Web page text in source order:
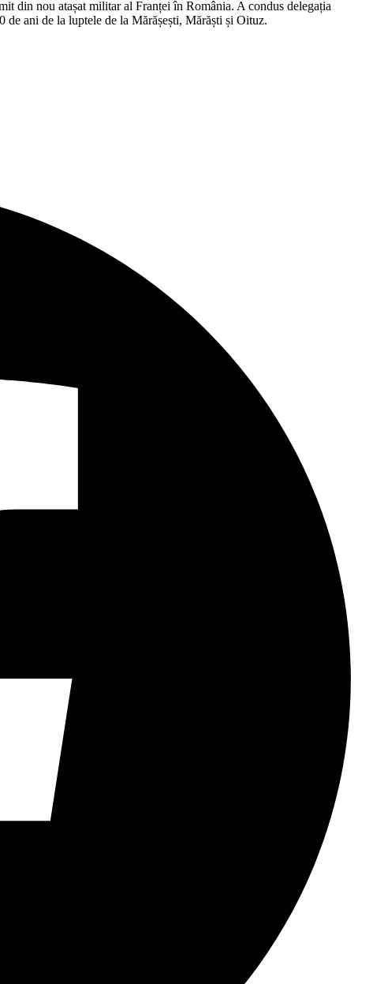
din nou atașat militar al Franței în România. A condus delegația
ani de la luptele de la Mărășești, Mărăști și Oituz.